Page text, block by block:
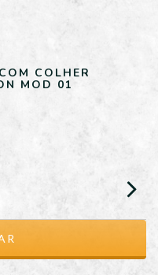
COLHER
MOD 01